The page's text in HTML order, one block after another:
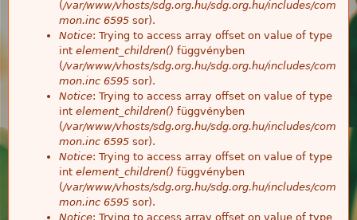
(/var/www/vhosts/sdg.org.hu/sdg.org.hu/includes/com
mon.inc 6595 sor).
Notice: Trying to access array offset on value of type
int element_children() függvényben
(/var/www/vhosts/sdg.org.hu/sdg.org.hu/includes/com
mon.inc 6595 sor).
Notice: Trying to access array offset on value of type
int element_children() függvényben
(/var/www/vhosts/sdg.org.hu/sdg.org.hu/includes/com
mon.inc 6595 sor).
Notice: Trying to access array offset on value of type
int element_children() függvényben
(/var/www/vhosts/sdg.org.hu/sdg.org.hu/includes/com
mon.inc 6595 sor).
Notice: Trying to access array offset on value of type